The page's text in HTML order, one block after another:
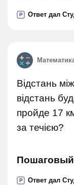
P Ответ дал
Відстань
відстань
пройде 17
за течією?
Пошаговый
P Ответ дал